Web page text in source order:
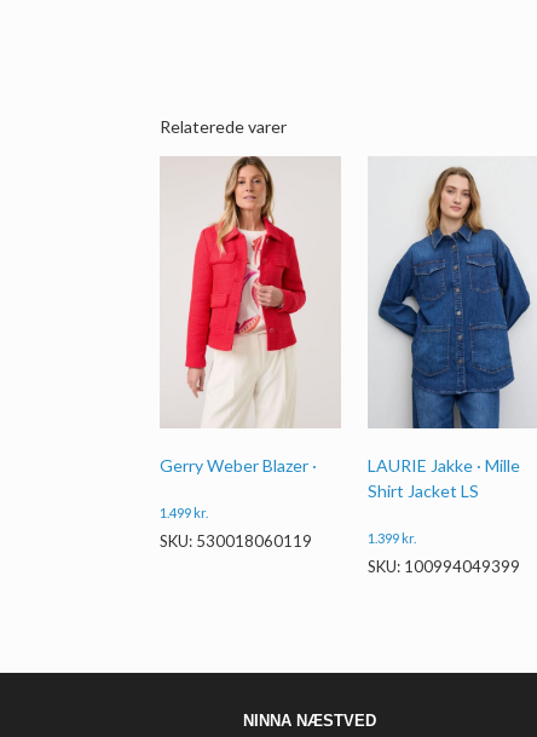
Relaterede varer
Gerry Weber Blazer ·
1.499kr.
SKU: 530018060119
LAURIE Jakke · Mille
Shirt Jacket LS
1.399kr.
SKU: 100994049399
NINNA NÆSTVED